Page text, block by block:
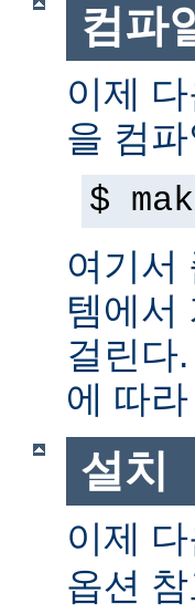
컴파
이제
을 컴
$
여기서
템에서
걸린다
에 따
설치
이제
옵션